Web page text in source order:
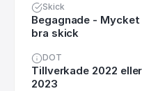
Skick
Begagnade - Mycket
bra skick
DOT
Tillverkade 2022 eller
2023